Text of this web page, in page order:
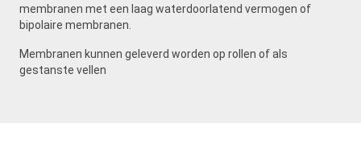
membranen met een laag waterdoorlatend vermogen of
bipolaire membranen.
Membranen kunnen geleverd worden op rollen of als
gestanste vellen